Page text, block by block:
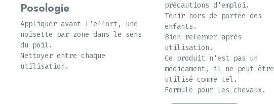
Posologie
Appliquer avant l'effort, une
noisette par zone dans le sens
du poil.
Nettoyer entre chaque
utilisation.
précautions d'emploi.
Tenir hors de portée des
enfants.
Bien refermer après
utilisation.
Ce produit n'est pas un
médicament, il ne peut être
utilisé comme tel.
Formulé pour les chevaux.